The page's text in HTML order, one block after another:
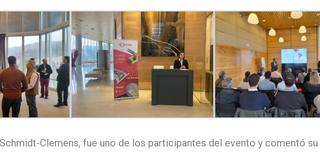
Clemens, fue uno de los participantes del evento y comentó su